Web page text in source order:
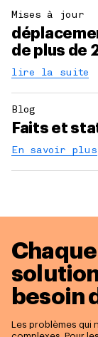
Mises à jour
de plus de
lire la suite
Blog
Faits et
En savoir plus
besoin
Les problèmes